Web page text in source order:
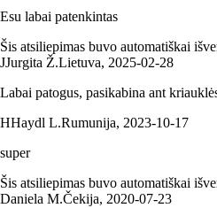
Esu labai patenkintas
Šis atsiliepimas buvo automatiškai
JJurgita Ž.Lietuva, 2025‑02‑28
Labai patogus, pasikabina ant
HHaydl L.Rumunija, 2023‑10‑17
super
Šis atsiliepimas buvo automatiškai
Daniela M.Čekija, 2020‑07‑23